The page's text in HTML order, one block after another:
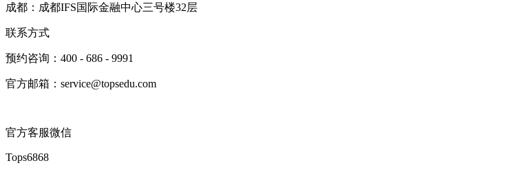
成都：成都IFS国际金融中心三号楼32层
联系方式
预约咨询：400 - 686 - 9991
官方邮箱：service@topsedu.com
官方客服微信
Tops6868